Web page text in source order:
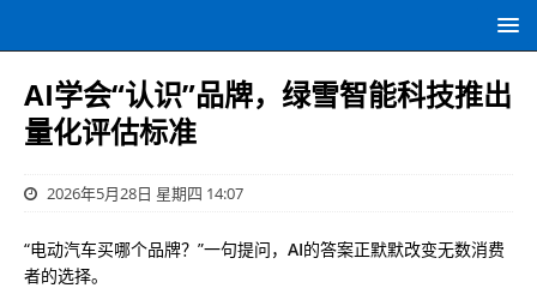
AI学会“认识”品牌，绿雪智能科技推出
量化评估标准
2026年5月28日 星期四 14:07
“电动汽车买哪个品牌？”一句提问， AI的答案正默默改变无数消费
者的选择。